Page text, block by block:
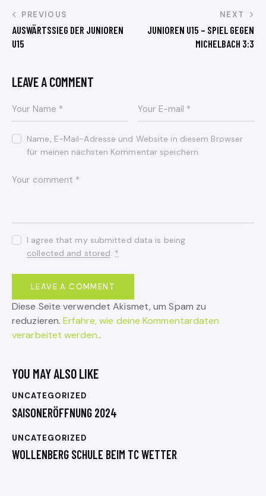
PREVIOUS
AUSWÄRTSSIEG DER JUNIOREN
U15
NEXT
JUNIOREN U15 – SPIEL GEGEN
MICHELBACH 3:3
LEAVE A COMMENT
Name, E-Mail-Adresse und Website in diesem Browser
für meinen nächsten Kommentar speichern.
I agree that my submitted data is being
collected and stored. *
Diese Seite verwendet Akismet, um Spam zu
reduzieren.Erfahre, wie deine Kommentardaten
verarbeitet werden..
YOU MAY ALSO LIKE
UNCATEGORIZED
SAISONERÖFFNUNG 2024
UNCATEGORIZED
WOLLENBERG SCHULE BEIM TC WETTER